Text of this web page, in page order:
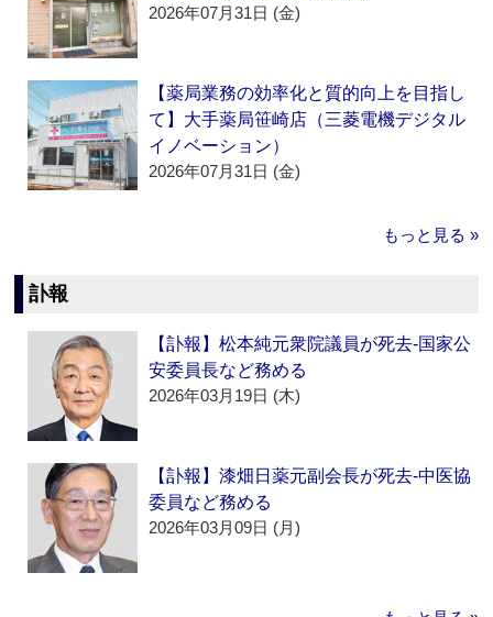
2026年07月31日 (金)
【薬局業務の効率化と質的向上を目指し
て】大手薬局笹崎店（三菱電機デジタル
イノベーション）
2026年07月31日 (金)
もっと見る »
訃報
【訃報】松本純元衆院議員が死去‐国家公
安委員長など務める
2026年03月19日 (木)
【訃報】漆畑日薬元副会長が死去‐中医協
委員など務める
2026年03月09日 (月)